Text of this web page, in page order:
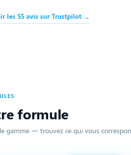
les 55 avis sur Trustpilot →
formule
gamme — trouvez ce qui vous